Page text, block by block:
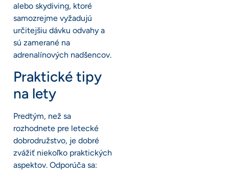
alebo skydiving, ktoré
samozrejme vyžadujú
určitejšiu dávku odvahy a
sú zamerané na
adrenalínových nadšencov.
Praktické tipy
na lety
Predtým, než sa
rozhodnete pre letecké
dobrodružstvo, je dobré
zvážiť niekoľko praktických
aspektov. Odporúča sa: